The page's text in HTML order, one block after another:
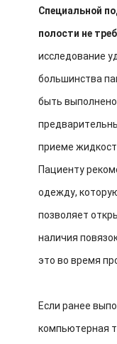
Специальной
полости не
исследование
большинства
быть
приеме
Пациенту
одежду,
позволяет
наличия
это во время
Если ранее
компьютерная